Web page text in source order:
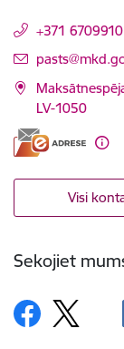
+371
E-pasts:
LV-1050
Visi
Sekojiet